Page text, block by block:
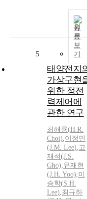
원
문
보
기
5
태양전지
가상구현
위한 정전
력제어에
관한 연구
최해룡(H.R.
Choi),이정민
(J.M. Lee),고
재석(J.S.
Gho),유재현
(J.H. Yoo),이
승학(S.H.
Lee),최규하